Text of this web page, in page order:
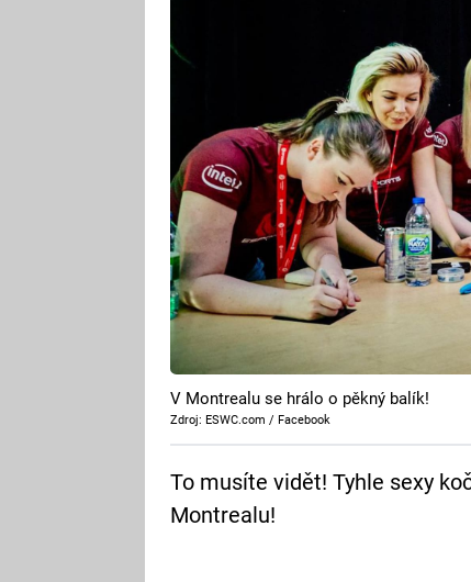
V Montrealu se hrálo o pěkný balík!
Zdroj: ESWC.com / Facebook
To musíte vidět! Tyhle sexy
Montrealu!